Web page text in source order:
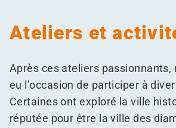
Ateliers et
Après ces ateliers passionnants,
eu l’occasion de participer à
Certaines ont exploré la ville
réputée pour être la ville des